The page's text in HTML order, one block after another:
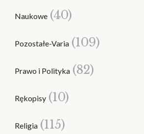
Naukowe (40)
Pozostałe-Varia (109)
Prawo i Polityka (82)
Rękopisy (10)
Religia (115)